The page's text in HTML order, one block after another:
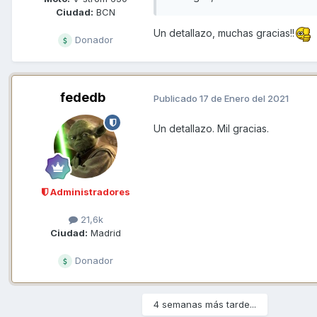
Ciudad: BCN
Donador
Un detallazo, muchas gracias!!
fededb
Administradores
21,6k
Ciudad: Madrid
Donador
Publicado 17 de Enero del 2021
Un detallazo. Mil gracias.
4 semanas más tarde...